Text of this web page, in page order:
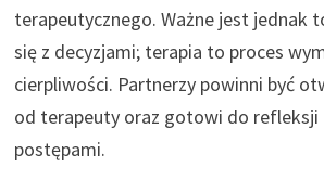
terapeutycznego. Ważne jest jednak
się z decyzjami; terapia to proces
cierpliwości. Partnerzy powinni być
od terapeuty oraz gotowi do refleksji
postępami.